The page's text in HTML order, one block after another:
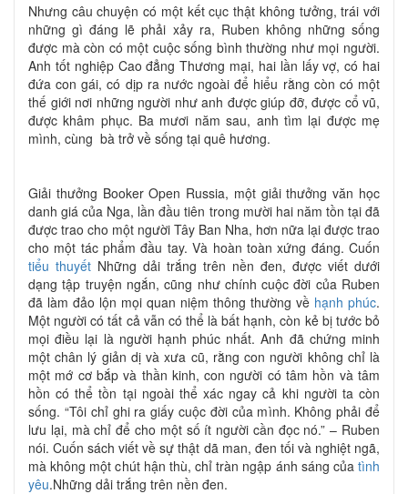
Nhưng câu chuyện có một kết cục thật không tưởng, trái với
những gì đáng lẽ phải xảy ra, Ruben không những sống
được mà còn có một cuộc sống bình thường như mọi người.
Anh tốt nghiệp Cao đẳng Thương mại, hai lần lấy vợ, có hai
đứa con gái, có dịp ra nước ngoài để hiểu rằng còn có một
thế giới nơi những người như anh được giúp đỡ, được cổ vũ,
được khâm phục. Ba mươi năm sau, anh tìm lại được mẹ
mình, cùng bà trở về sống tại quê hương.
Giải thưởng Booker Open Russia, một giải thưởng văn học
danh giá của Nga, lần đầu tiên trong mười hai năm tồn tại đã
được trao cho một người Tây Ban Nha, hơn nữa lại được trao
cho một tác phẩm đầu tay. Và hoàn toàn xứng đáng. Cuốn
tiểu thuyết Những dải trắng trên nền đen, được viết dưới
dạng tập truyện ngắn, cũng như chính cuộc đời của Ruben
đã làm đảo lộn mọi quan niệm thông thường về hạnh phúc.
Một người có tất cả vẫn có thể là bất hạnh, còn kẻ bị tước bỏ
mọi điều lại là người hạnh phúc nhất. Anh đã chứng minh
một chân lý giản dị và xưa cũ, rằng con người không chỉ là
một mớ cơ bắp và thần kinh, con người có tâm hồn và tâm
hồn có thể tồn tại ngoài thể xác ngay cả khi người ta còn
sống. “Tôi chỉ ghi ra giấy cuộc đời của mình. Không phải để
lưu lại, mà chỉ để cho một số ít người cần đọc nó.” – Ruben
nói. Cuốn sách viết về sự thật dã man, đen tối và nghiệt ngã,
mà không một chút hận thù, chỉ tràn ngập ánh sáng của tình
yêu.Những dải trắng trên nền đen.